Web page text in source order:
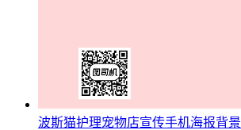
波斯猫护理宠物店宣传手机海报背景